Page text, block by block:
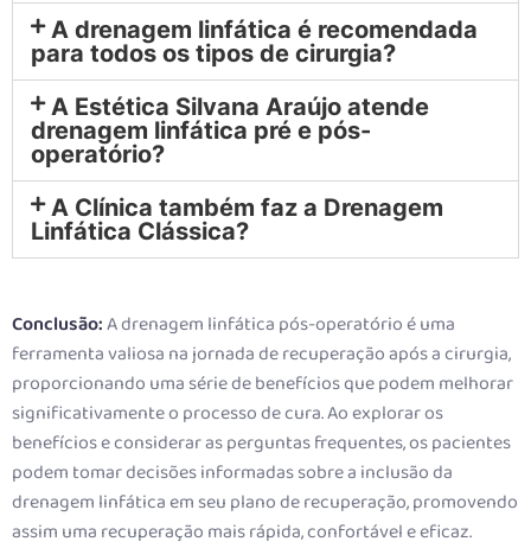
A drenagem linfática é recomendada
para todos os tipos de cirurgia?
A Estética Silvana Araújo atende
drenagem linfática pré e pós-
operatório?
A Clínica também faz a Drenagem
Linfática Clássica?
Conclusão:A drenagem linfática pós-operatório é uma
ferramenta valiosa na jornada de recuperação após a cirurgia,
proporcionando uma série de benefícios que podem melhorar
significativamente o processo de cura. Ao explorar os
benefícios e considerar as perguntas frequentes, os pacientes
podem tomar decisões informadas sobre a inclusão da
drenagem linfática em seu plano de recuperação, promovendo
assim uma recuperação mais rápida, confortável e eficaz.